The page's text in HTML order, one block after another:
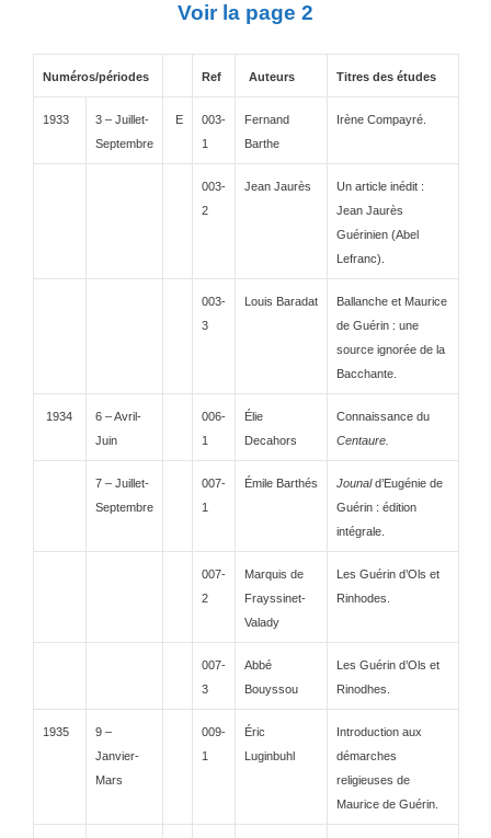
Voir la page 2
Numéros/périodes Ref Auteurs Titres des études
1933
3 – Juillet-
Septembre
E
003-
1
Fernand
Barthe
Irène Compayré.
003-
2
Jean Jaurès
Un article inédit :
Jean Jaurès
Guérinien (Abel
Lefranc).
003-
3
Louis Baradat
Ballanche et Maurice
de Guérin : une
source ignorée de la
Bacchante.
1934
6 – Avril-
Juin
006-
1
Élie
Decahors
Connaissance du
Centaure.
7 – Juillet-
Septembre
007-
1
Émile Barthés Jounald’Eugénie de
Guérin : édition
intégrale.
007-
2
Marquis de
Frayssinet-
Valady
Les Guérin d’Ols et
Rinhodes.
007-
3
Abbé
Bouyssou
Les Guérin d’Ols et
Rinodhes.
1935
9 –
Janvier-
Mars
009-
1
Éric
Luginbuhl
Introduction aux
démarches
religieuses de
Maurice de Guérin.